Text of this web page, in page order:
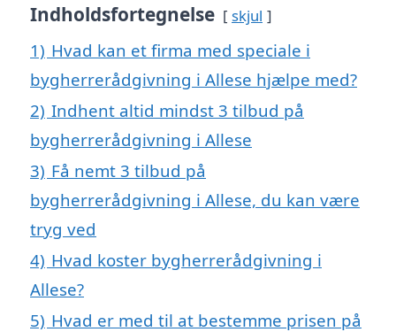
Indholdsfortegnelse skjul
1) Hvad kan et firma med speciale i
bygherrerådgivning i Allese hjælpe med?
2) Indhent altid mindst 3 tilbud på
bygherrerådgivning i Allese
3) Få nemt 3 tilbud på
bygherrerådgivning i Allese, du kan være
tryg ved
4) Hvad koster bygherrerådgivning i
Allese?
5) Hvad er med til at bestemme prisen på